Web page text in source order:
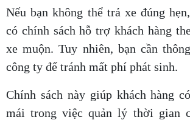
Nếu bạn không thể trả xe đúng
có chính sách hỗ trợ khách hàng
xe muộn. Tuy nhiên, bạn cần
công ty để tránh mất phí phát sinh.
Chính sách này giúp khách hàng
mái trong việc quản lý thời gian